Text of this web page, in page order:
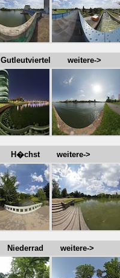
Gutleutviertel weitere->
H�chst weitere->
Niederrad weitere->